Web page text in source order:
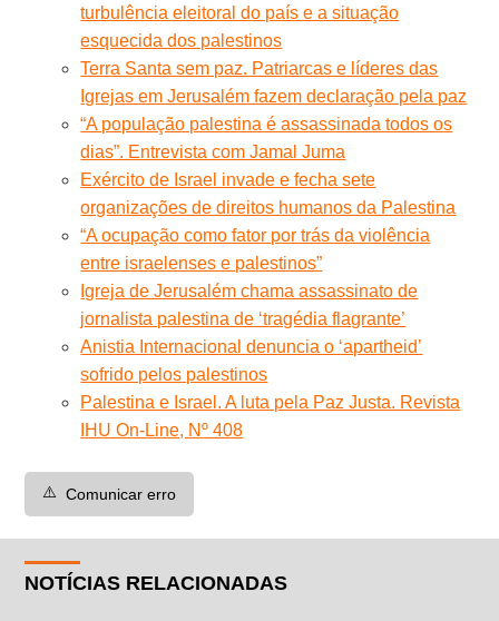
turbulência eleitoral do país e a situação
esquecida dos palestinos
Terra Santa sem paz. Patriarcas e líderes das
Igrejas em Jerusalém fazem declaração pela paz
“A população palestina é assassinada todos os
dias”. Entrevista com Jamal Juma
Exército de Israel invade e fecha sete
organizações de direitos humanos da Palestina
“A ocupação como fator por trás da violência
entre israelenses e palestinos”
Igreja de Jerusalém chama assassinato de
jornalista palestina de ‘tragédia flagrante’
Anistia Internacional denuncia o ‘apartheid’
sofrido pelos palestinos
Palestina e Israel. A luta pela Paz Justa. Revista
IHU On-Line, Nº 408
⚠️ Comunicar erro
NOTÍCIAS RELACIONADAS